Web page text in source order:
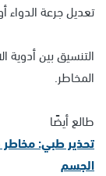
تعديل جرعة الدواء
التنسيق بين أدوية
المخاطر.
طالع أيضًا
تحذير طبي: مخاطر
الجسم